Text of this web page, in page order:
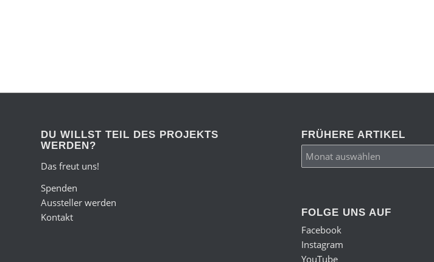
DU WILLST TEIL DES PROJEKTS
WERDEN?
Das freut uns!
Spenden
Aussteller werden
Kontakt
FRÜHERE ARTIKEL
FOLGE UNS AUF
Facebook
Instagram
YouTube